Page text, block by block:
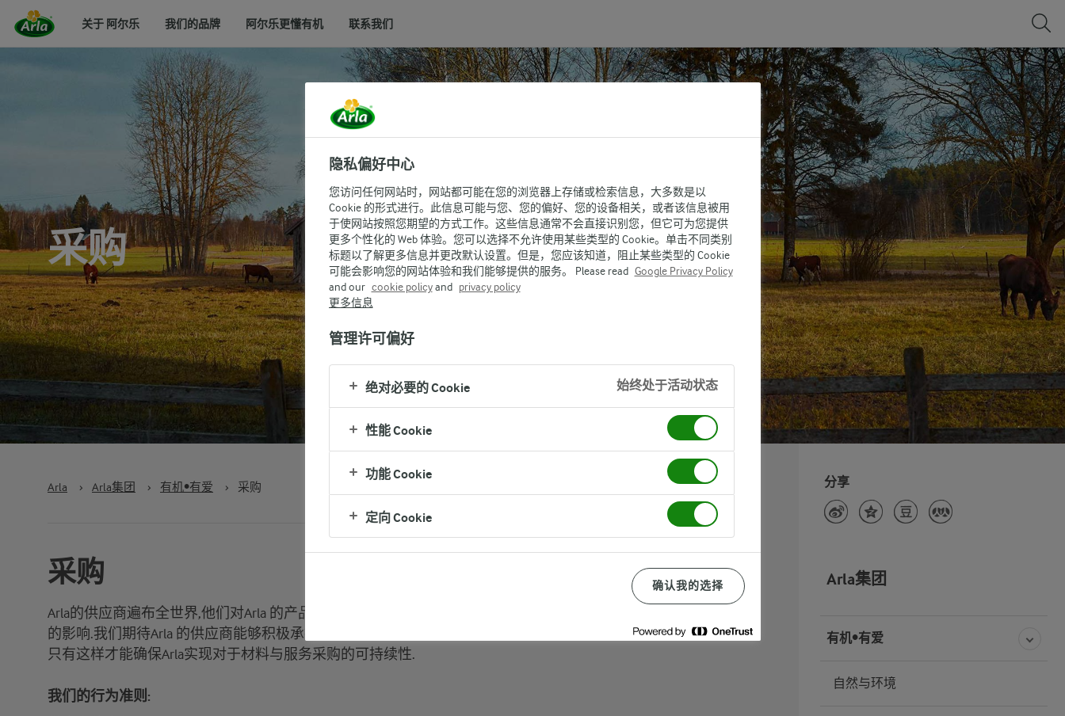
关于 阿尔乐 我们的品牌 阿尔乐更懂有机 联系我们
采购
Arla › Arla集团 › 有机•有爱 › 采购
采购
Arla的供应商遍布全世界,他们对Arla 的产品质量和企业道德承诺有着莫大
的影响.我们期待Arla 的供应商能够积极承担起企业的社会责任和环境责任,
只有这样才能确保Arla实现对于材料与服务采购的可持续性.
我们的行为准则:
分享
Arla集团
有机•有爱
自然与环境
隐私偏好中心
您访问任何网站时，网站都可能在您的浏览器上存储或检索信息，大多数是以
Cookie 的形式进行。此信息可能与您、您的偏好、您的设备相关，或者该信息被用
于使网站按照您期望的方式工作。这些信息通常不会直接识别您，但它可为您提供
更多个性化的 Web 体验。您可以选择不允许使用某些类型的 Cookie。单击不同类别
标题以了解更多信息并更改默认设置。但是，您应该知道，阻止某些类型的 Cookie
可能会影响您的网站体验和我们能够提供的服务。 Please read Google Privacy Policy
and our cookie policyand privacy policy
更多信息
管理许可偏好
绝对必要的 Cookie 始终处于活动状态
性能 Cookie
功能 Cookie
定向 Cookie
确认我的选择